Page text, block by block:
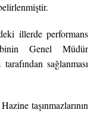
illerde performans
Genel Müdür
sağlanması
taşınmazlarının